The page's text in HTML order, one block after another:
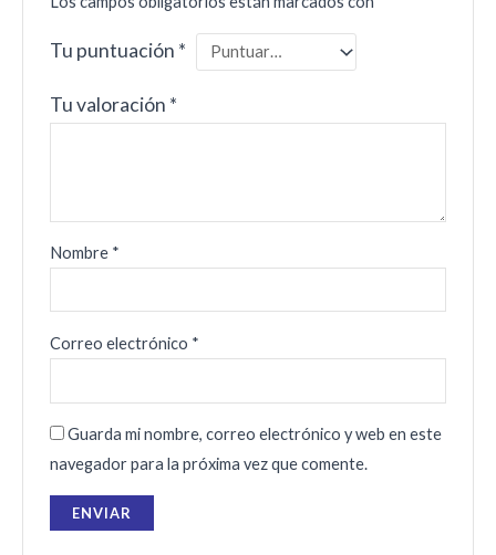
Tu puntuación *
Tu valoración *
Nombre *
Correo electrónico *
Guarda mi nombre, correo electrónico y web en este
navegador para la próxima vez que comente.